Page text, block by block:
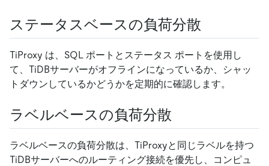
ステータスベースの負荷分散
TiProxy は、SQL ポートとステータス ポートを使用し
て、TiDBサーバーがオフラインになっているか、シャッ
トダウンしているかどうかを定期的に確認します。
ラベルベースの負荷分散
ラベルベースの負荷分散は、TiProxyと同じラベルを持つ
TiDBサーバーへのルーティング接続を優先し、コンピュ